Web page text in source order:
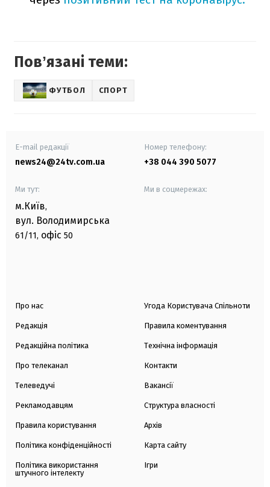
Повʼязані теми:
ФУТБОЛ СПОРТ
E-mail редакції
news24@24tv.com.ua
Номер телефону:
+38 044 390 5077
Ми тут:
м.Київ,
вул. Володимирська
61/11, офіс 50
Ми в соцмережах:
Про нас
Редакція
Редакційна політика
Про телеканал
Телеведучі
Рекламодавцям
Правила користування
Політика конфіденційності
Політика використання
штучного інтелекту
Угода Користувача Спільноти
Правила коментування
Технічна інформація
Контакти
Вакансії
Структура власності
Архів
Карта сайту
Ігри